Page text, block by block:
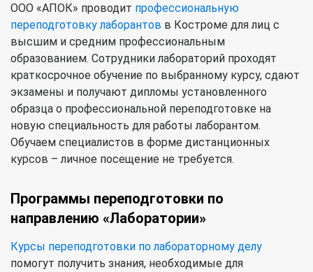
ООО «АПОК» проводит профессиональную
переподготовку лаборантов в Костроме для лиц с
высшим и средним профессиональным
образованием. Сотрудники лабораторий проходят
краткосрочное обучение по выбранному курсу, сдают
экзамены и получают дипломы установленного
образца о профессиональной переподготовке на
новую специальность для работы лаборантом.
Обучаем специалистов в форме дистанционных
курсов – личное посещение не требуется.
Программы переподготовки по
направлению «Лаборатории»
Курсы переподготовки по лабораторному делу
помогут получить знания, необходимые для